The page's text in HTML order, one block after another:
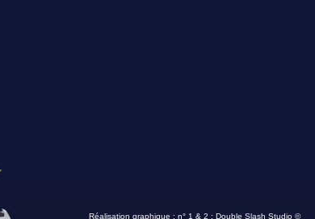
Réalisation graphique : n° 1 & 2 : Double Slash Studio ©